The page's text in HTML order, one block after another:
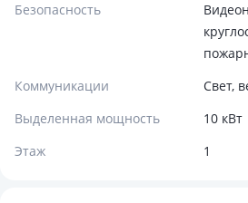
Безопасность
Коммуникации
Свет,
Выделенная мощность
10 кВт
Этаж
1